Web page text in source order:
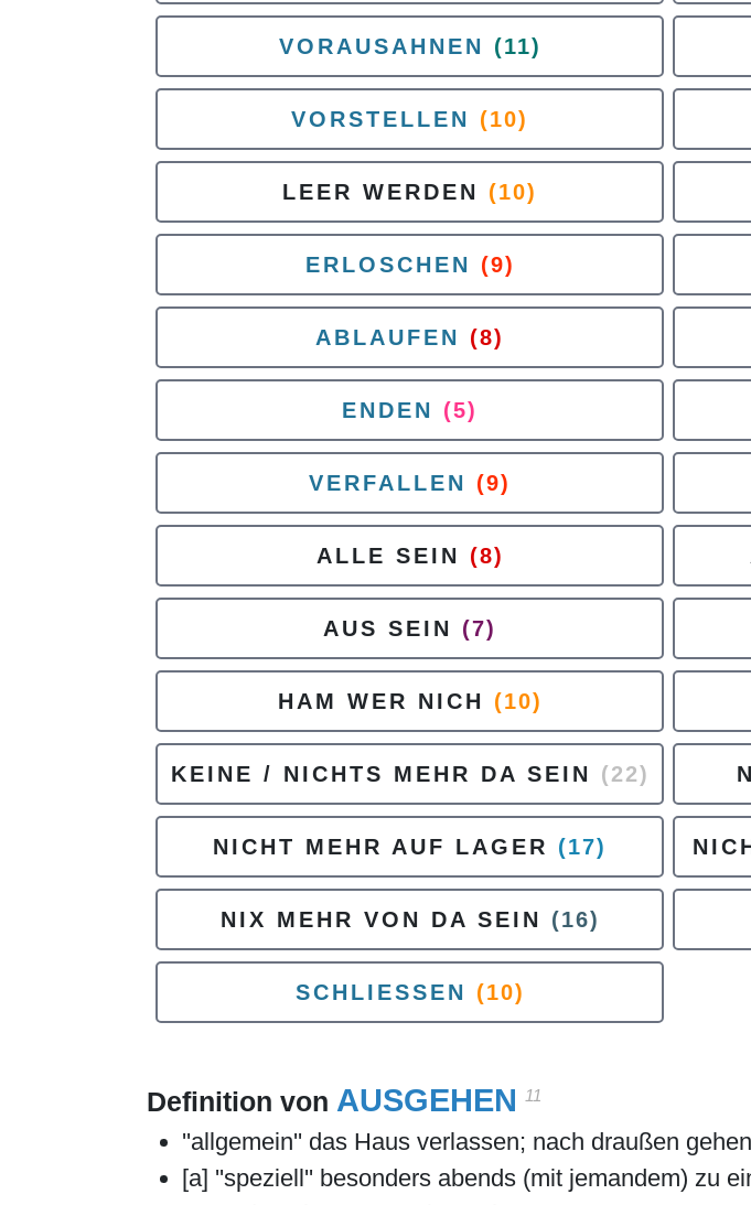
VORAUSAHNEN (11)
VORSTELLEN (10)
LEER WERDEN (10)
ERLOSCHEN (9)
ABLAUFEN (8)
ENDEN (5)
VERFALLEN (9)
ALLE SEIN (8)
AUS SEIN (7)
HAM WER NICH (10)
KEINE / NICHTS MEHR DA SEIN (22)
NICHT MEHR AUF LAGER (17)
NIX MEHR VON DA SEIN (16)
SCHLIESSEN (10)
Definition von AUSGEHEN 11
''allgemein'' das Haus verlassen; nach draußen
[a] ''speziell'' besonders abends (mit jemandem) zu